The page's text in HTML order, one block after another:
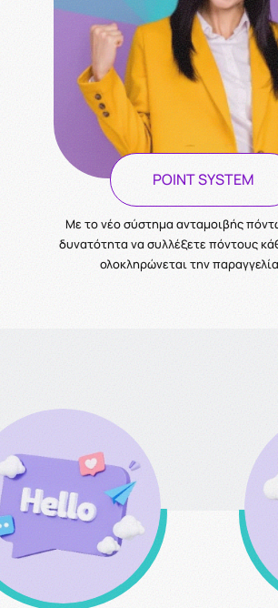
POINT SYSTEM
Με το νέο σύστημα ανταμοιβής
δυνατότητα να συλλέξετε πόντους
ολοκληρώνεται την